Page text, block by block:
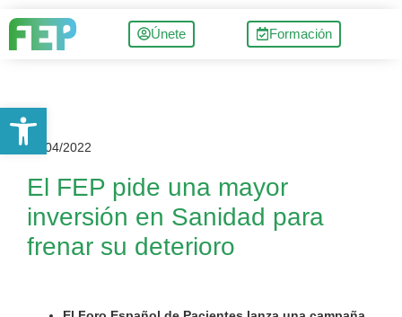
Únete Formación
18/04/2022
El FEP pide una mayor
inversión en Sanidad para
frenar su deterioro
Abrir barra de herramientas